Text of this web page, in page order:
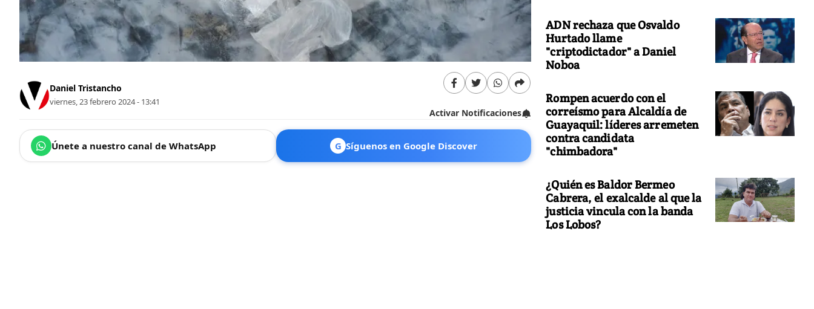
Daniel Tristancho
viernes, 23 febrero 2024 - 13:41
Activar Notificaciones
Únete a nuestro canal de WhatsApp G Síguenos en Google Discover
ADN rechaza que Osvaldo
Hurtado llame
"criptodictador" a Daniel
Noboa
Rompen acuerdo con el
correísmo para Alcaldía de
Guayaquil: líderes arremeten
contra candidata
"chimbadora"
¿Quién es Baldor Bermeo
Cabrera, el exalcalde al que la
justicia vincula con la banda
Los Lobos?